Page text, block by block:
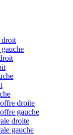
droit
droite
gauche
droite
gauche